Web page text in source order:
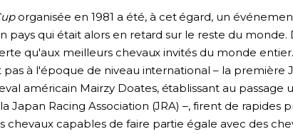
organisée en 1981 a été, à cet égard, un
pays qui était alors en retard sur le reste du monde.
qu'aux meilleurs chevaux invités du monde
pas à l'époque de niveau international – la première
américain Mairzy Doates, établissant au passage
Japan Racing Association (JRA) –, firent de rapides
chevaux capables de faire partie égale avec des